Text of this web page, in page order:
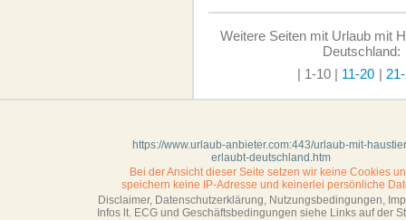
Weitere Seiten mit Urlaub mit
Deutschland:
| 1-10 | 11-20 |
https://www.urlaub-anbieter.com:443/urlaub-mit-
erlaubt-deutschland.htm
Bei der Ansicht dieser Seite setzen wir keine Cookies
speichern keine IP-Adresse und keinerlei persönliche
Disclaimer, Datenschutzerklärung, Nutzungsbedingungen,
Infos lt. ECG und Geschäftsbedingungen siehe Links auf der